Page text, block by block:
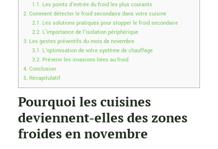
1.1. Les points d’entrée du froid les plus courants
2. Comment détecter le froid secondaire dans votre cuisine
2.1. Les solutions pratiques pour stopper le froid secondaire
2.2. L’importance de l’isolation périphérique
3. Les gestes préventifs du mois de novembre
3.1. L’optimisation de votre système de chauffage
3.2. Prévenir les invasions liées au froid
4. Conclusion
5. Récapitulatif
Pourquoi les cuisines
deviennent-elles des zones
froides en novembre